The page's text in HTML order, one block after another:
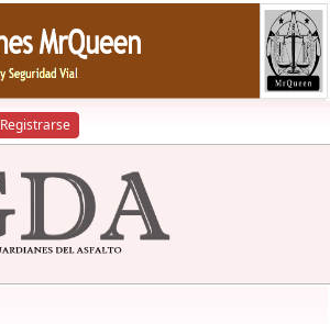
Registrarse